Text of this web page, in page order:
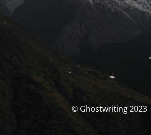
© Ghostwriting 2023